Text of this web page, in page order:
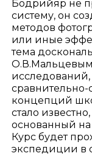
Бодрийяр не
систему, он
методов
или иные
тема
исследований,
сравнительно-
концепций
стало
основанный
Курс будет
экспедиции в